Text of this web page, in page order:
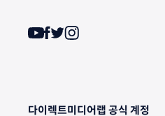
다이렉트미디어랩 공식 계정